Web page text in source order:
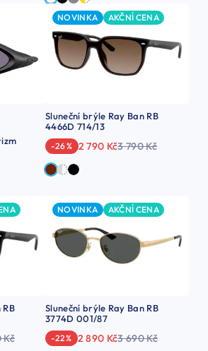
NOVINKA AKČNÍ CENA
Sluneční brýle Ray Ban RB
4466D 714/13
-26 % 2 790 Kč3 790 Kč
Kč
NOVINKA AKČNÍ CENA
Sluneční brýle Ray Ban RB
3774D 001/87
-22 % 2 890 Kč3 690 Kč